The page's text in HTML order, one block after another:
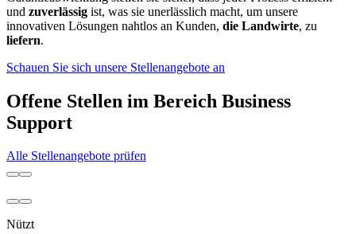
und zuverlässig ist, was sie unerlässlich macht, um unsere
innovativen Lösungen nahtlos an Kunden, die Landwirte, zu
liefern.
Schauen Sie sich unsere Stellenangebote an
Offene Stellen im Bereich Business
Support
Alle Stellenangebote prüfen
Nützt